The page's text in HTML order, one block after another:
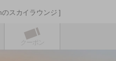
のスカイラウンジ